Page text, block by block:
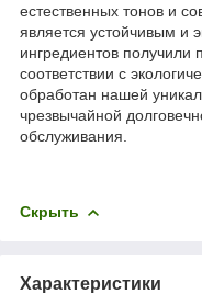
естественных тонов и
является устойчивым и
ингредиентов получили
соответствии с
обработан нашей
чрезвычайной
обслуживания.
Скрыть
Характеристики